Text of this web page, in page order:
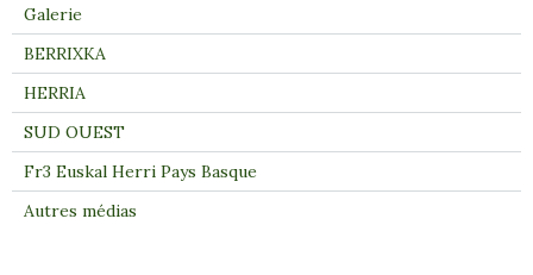
Galerie
BERRIXKA
HERRIA
SUD OUEST
Fr3 Euskal Herri Pays Basque
Autres médias